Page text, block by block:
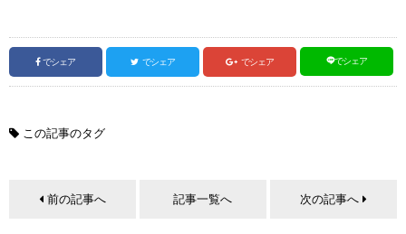
でシェア でシェア でシェア でシェア
この記事のタグ
前の記事へ 記事一覧へ 次の記事へ